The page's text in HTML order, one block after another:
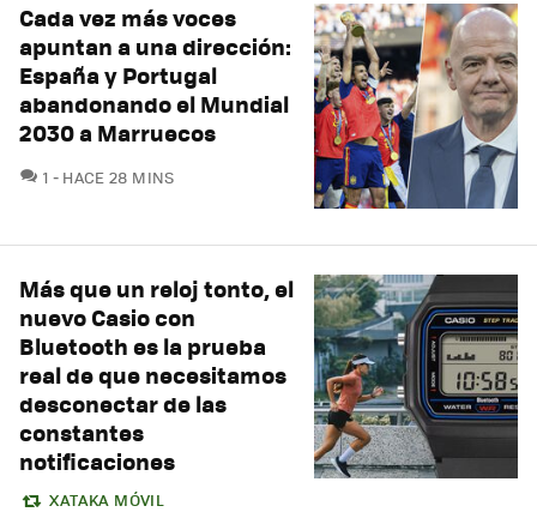
Cada vez más voces
apuntan a una dirección:
España y Portugal
abandonando el Mundial
2030 a Marruecos
1 COMENTARIOS
HACE 28 MINS
Más que un reloj tonto, el
nuevo Casio con
Bluetooth es la prueba
real de que necesitamos
desconectar de las
constantes
notificaciones
XATAKA MÓVIL